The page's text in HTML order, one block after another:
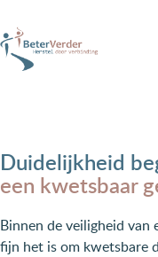
Duidelijkheid
een kwetsbaar
Binnen de veiligheid van
fijn het is om kwetsbare